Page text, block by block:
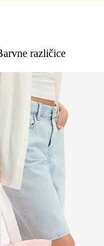
različice